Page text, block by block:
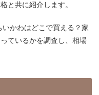
と共に紹介します。
かわはどこで買える？家
ているかを調査し、相場